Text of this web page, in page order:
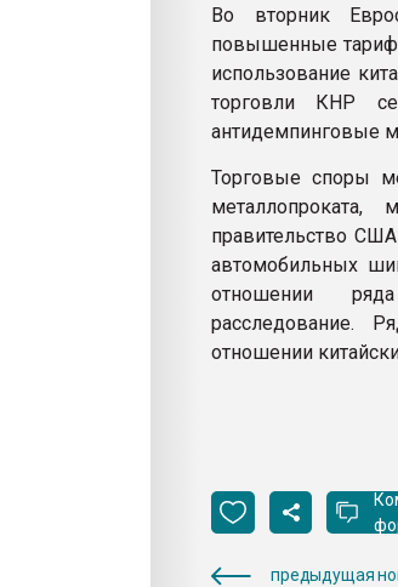
Во вторник
повышенные
использование
торговли КНР
антидемпинговые
Торговые споры
правительство
автомобильных
отношении
расследование.
отношении
предыдущая